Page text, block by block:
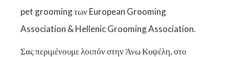
pet grooming των European Grooming
Association & Hellenic Grooming Association.
Σας περιμένουμε λοιπόν στην Άνω Κυψέλη, στο